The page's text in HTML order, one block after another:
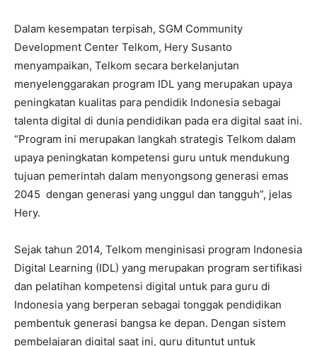
Dalam kesempatan terpisah, SGM Community
Development Center Telkom, Hery Susanto
menyampaikan, Telkom secara berkelanjutan
menyelenggarakan program IDL yang merupakan upaya
peningkatan kualitas para pendidik Indonesia sebagai
talenta digital di dunia pendidikan pada era digital saat ini.
“Program ini merupakan langkah strategis Telkom dalam
upaya peningkatan kompetensi guru untuk mendukung
tujuan pemerintah dalam menyongsong generasi emas
2045 dengan generasi yang unggul dan tangguh”, jelas
Hery.
Sejak tahun 2014, Telkom menginisasi program Indonesia
Digital Learning (IDL) yang merupakan program sertifikasi
dan pelatihan kompetensi digital untuk para guru di
Indonesia yang berperan sebagai tonggak pendidikan
pembentuk generasi bangsa ke depan. Dengan sistem
pembelajaran digital saat ini, guru dituntut untuk